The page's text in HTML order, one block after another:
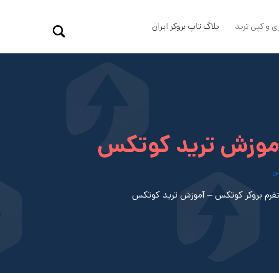
و کپی ترید بلاگ تاپ بروکر ایران
ترید کوتکس
بروکر کوتکس – آموزش ترید کوتکس